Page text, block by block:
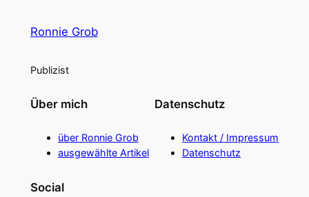
Ronnie Grob
Publizist
Über mich
über Ronnie Grob
ausgewählte Artikel
Datenschutz
Kontakt / Impressum
Datenschutz
Social